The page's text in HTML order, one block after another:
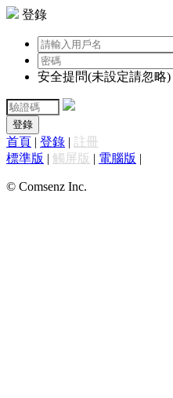
登錄
安全提問(未設定請忽略)
登錄
首頁 | 登錄 | 註冊
標準版 | 觸屏版 | 電腦版 |
© Comsenz Inc.